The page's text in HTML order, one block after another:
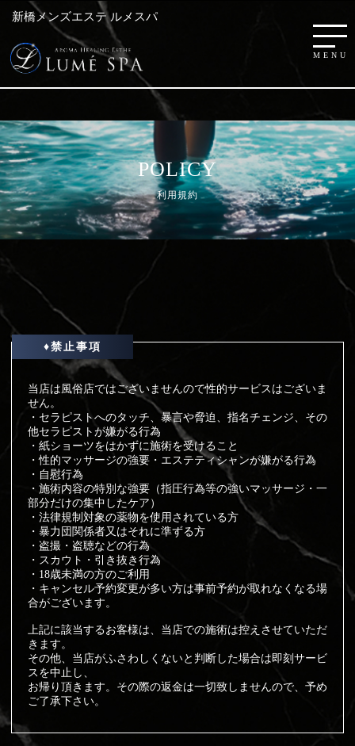
新橋メンズエステ ルメスパ
POLICY
利用規約
♦禁止事項
当店は風俗店ではございませんので性的サービスはございま
せん。
・セラピストへのタッチ、暴言や脅迫、指名チェンジ、その
他セラピストが嫌がる行為
・紙ショーツをはかずに施術を受けること
・性的マッサージの強要・エステティシャンが嫌がる行為
・自慰行為
・施術内容の特別な強要（指圧行為等の強いマッサージ・一
部分だけの集中したケア）
・法律規制対象の薬物を使用されている方
・暴力団関係者又はそれに準ずる方
・盗撮・盗聴などの行為
・スカウト・引き抜き行為
・18歳未満の方のご利用
・キャンセル予約変更が多い方は事前予約が取れなくなる場
合がございます。
上記に該当するお客様は、当店での施術は控えさせていただ
きます。
その他、当店がふさわしくないと判断した場合は即刻サービ
スを中止し、
お帰り頂きます。その際の返金は一切致しませんので、予め
ご了承下さい。